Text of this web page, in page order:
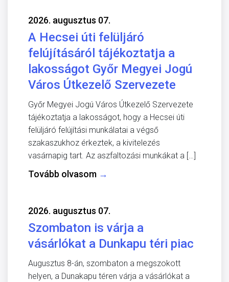
2026. augusztus 07.
A Hecsei úti felüljáró
felújításáról tájékoztatja a
lakosságot Győr Megyei Jogú
Város Útkezelő Szervezete
Győr Megyei Jogú Város Útkezelő Szervezete
tájékoztatja a lakosságot, hogy a Hecsei úti
felüljáró felújítási munkálatai a végső
szakaszukhoz érkeztek, a kivitelezés
vasárnapig tart. Az aszfaltozási munkákat a […]
Tovább olvasom →
2026. augusztus 07.
Szombaton is várja a
vásárlókat a Dunkapu téri piac
Augusztus 8-án, szombaton a megszokott
helyen, a Dunakapu téren várja a vásárlókat a